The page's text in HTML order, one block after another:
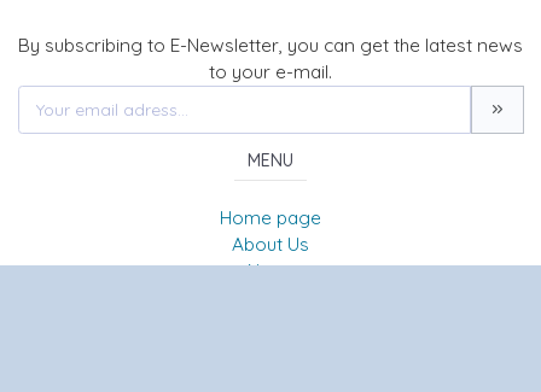
By subscribing to E-Newsletter, you can get the latest news
to your e-mail.
MENU
Home page
About Us
News